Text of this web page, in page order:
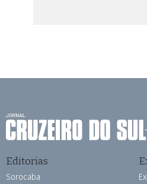
Editorias
Sorocaba